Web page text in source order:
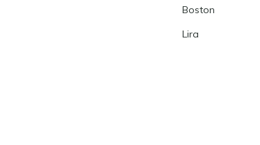
Boston
Lira